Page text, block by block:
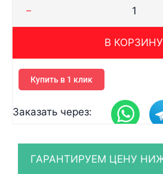
В КОРЗИНУ
Купить в 1 клик
Заказать через: